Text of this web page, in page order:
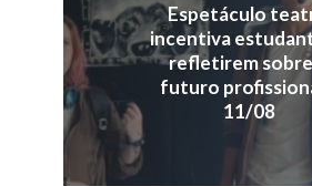
Espetáculo
incentiva
refletirem
futuro
11/08